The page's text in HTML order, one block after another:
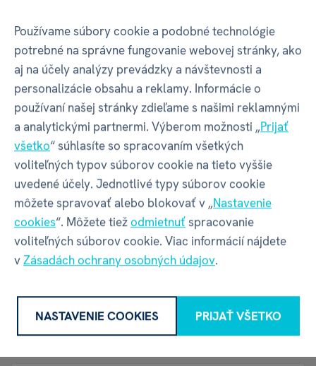
GPSR - Výrobca
Název ALBI s.r.o.
Adresa
Oravská ulica 8557/22 | Žilina |
01001 | Slovensko
Kontakt albi@albi.sk|+421908720000
Web www.albi.sk
Recenzia
Používame súbory cookie a podobné technológie
potrebné na správne fungovanie webovej stránky, ako
aj na účely analýzy prevádzky a návštevnosti a
personalizácie obsahu a reklamy. Informácie o
používaní našej stránky zdieľame s našimi reklamnými
a analytickými partnermi. Výberom možnosti „Prijať
všetko“ súhlasíte so spracovaním všetkých
voliteľných typov súborov cookie na tieto vyššie
uvedené účely. Jednotlivé typy súborov cookie
môžete spravovať alebo blokovať v „Nastavenie
cookies“. Môžete tiežodmietnuťspracovanie
voliteľných súborov cookie. Viac informácií nájdete
vZásadách ochrany osobných údajov.
NASTAVENIE COOKIES PRIJAŤ VŠETKO